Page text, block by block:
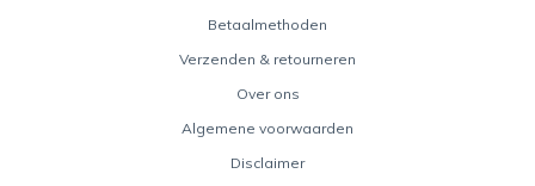
Betaalmethoden
Verzenden & retourneren
Over ons
Algemene voorwaarden
Disclaimer